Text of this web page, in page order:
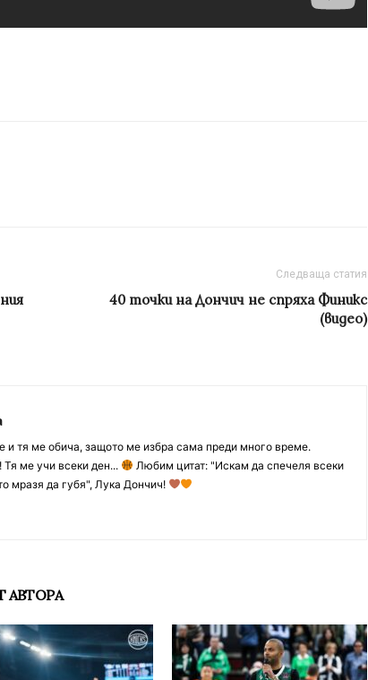
Следваща статия
40 точки на Дончич не спряха Финикс
(видео)
и тя ме обича, защото ме избра сама преди много време.
ме учи всеки ден...
Любим цитат: "Искам да спечеля всеки
мразя да губя", Лука Дончич!
АВТОРА